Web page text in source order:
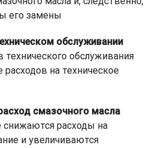
его замены
обслуживании
технического обслуживания
на техническое
смазочного масла
снижаются расходы на
и увеличиваются